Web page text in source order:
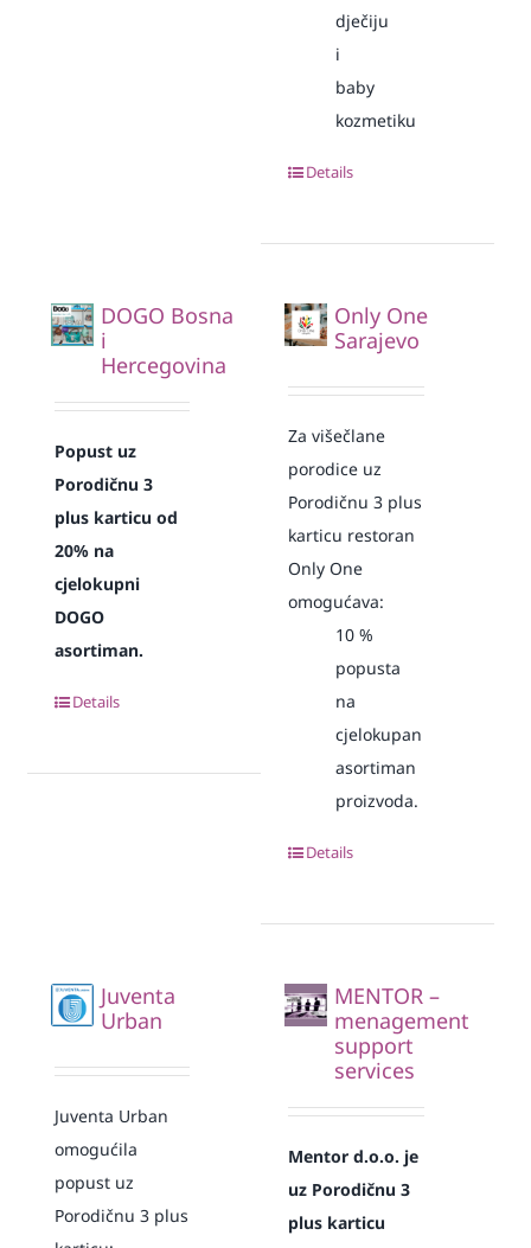
dječiju
i
baby
kozmetiku
Details
DOGO Bosna
i
Hercegovina
Popust uz
Porodičnu 3
plus karticu od
20% na
cjelokupni
DOGO
asortiman.
Details
Only One
Sarajevo
Za višečlane
porodice uz
Porodičnu 3 plus
karticu restoran
Only One
omogućava:
10%
popusta
na
cjelokupan
asortiman
proizvoda.
Details
Juventa
Urban
Juventa Urban
omogućila
popust uz
Porodičnu 3 plus
MENTOR –
menagement
support
services
Mentor d.o.o. je
uz Porodičnu 3
plus karticu